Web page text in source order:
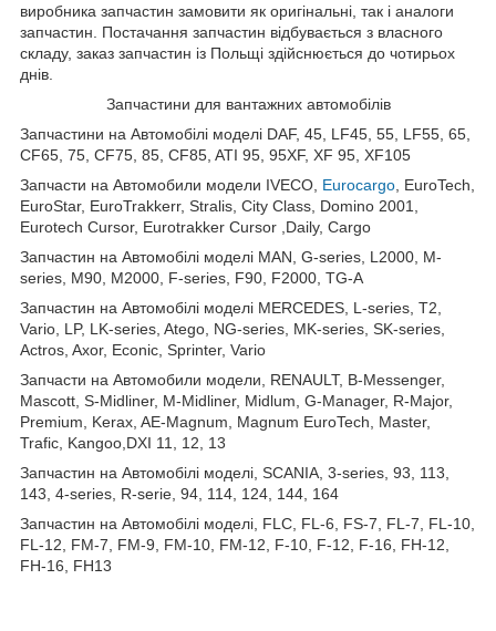
виробника запчастин замовити як оригінальні, так і аналоги
запчастин. Постачання запчастин відбувається з власного
складу, заказ запчастин із Польщі здійснюється до чотирьох
днів.
Запчастини для вантажних автомобілів
Запчастини на Автомобілі моделі DAF, 45, LF45, 55, LF55, 65,
CF65, 75, CF75, 85, CF85, ATI 95, 95XF, XF 95, XF105
Запчасти на Автомобили модели IVECO, Eurocargo , EuroTech,
EuroStar, EuroTrakkerr, Stralis, City Class, Domino 2001,
Eurotech Cursor, Eurotrakker Cursor ,Daily, Cargo
Запчастин на Автомобілі моделі MAN, G-series, L2000, M-
series, M90, M2000, F-series, F90, F2000, TG-A
Запчастин на Автомобілі моделі MERCEDES, L-series, T2,
Vario, LP, LK-series, Atego, NG-series, MK-series, SK-series,
Actros, Axor, Econic, Sprinter, Vario
Запчасти на Автомобили модели, RENAULT, B-Messenger,
Mascott, S-Midliner, M-Midliner, Midlum, G-Manager, R-Major,
Premium, Kerax, AE-Magnum, Magnum EuroTech, Master,
Trafic, Kangoo,DXI 11, 12, 13
Запчастин на Автомобілі моделі, SCANIA, 3-series, 93, 113,
143, 4-series, R-serie, 94, 114, 124, 144, 164
Запчастин на Автомобілі моделі, FLC, FL-6, FS-7, FL-7, FL-10,
FL-12, FM-7, FM-9, FM-10, FM-12, F-10, F-12, F-16, FH-12,
FH-16, FH13